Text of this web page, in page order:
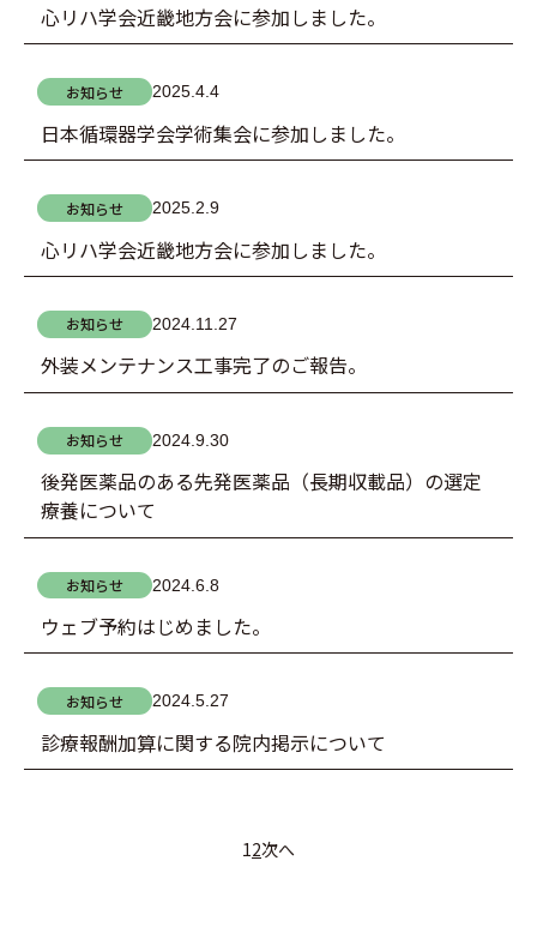
心リハ学会近畿地方会に参加しました。
お知らせ 2025.4.4
日本循環器学会学術集会に参加しました。
お知らせ 2025.2.9
心リハ学会近畿地方会に参加しました。
お知らせ 2024.11.27
外装メンテナンス工事完了のご報告。
お知らせ 2024.9.30
後発医薬品のある先発医薬品（長期収載品）の選定
療養について
お知らせ 2024.6.8
ウェブ予約はじめました。
お知らせ 2024.5.27
診療報酬加算に関する院内掲示について
12次へ